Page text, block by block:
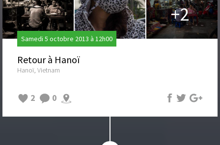
+2
Samedi 5 octobre 2013 à 12h00
Retour à Hanoï
Hanoï, Vietnam
2 0